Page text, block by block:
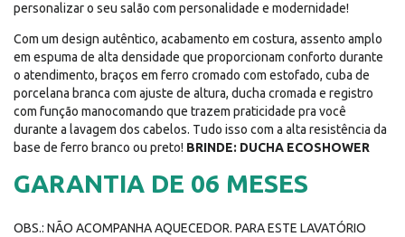
personalizar o seu salão com personalidade e modernidade!
Com um design autêntico, acabamento em costura, assento amplo
em espuma de alta densidade que proporcionam conforto durante
o atendimento, braços em ferro cromado com estofado, cuba de
porcelana branca com ajuste de altura, ducha cromada e registro
com função manocomando que trazem praticidade pra você
durante a lavagem dos cabelos. Tudo isso com a alta resistência da
base de ferro branco ou preto! BRINDE: DUCHA ECOSHOWER
GARANTIA DE 06 MESES
OBS.: NÃO ACOMPANHA AQUECEDOR. PARA ESTE LAVATÓRIO